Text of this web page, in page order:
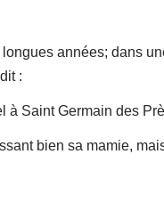
longues années; dans
:
à Saint Germain des
bien sa mamie,